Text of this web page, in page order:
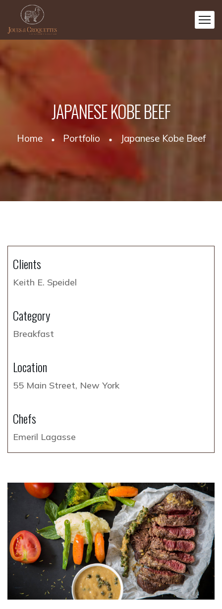
JAPANESE KOBE BEEF
Home Portfolio Japanese Kobe Beef
Clients
Keith E. Speidel
Category
Breakfast
Location
55 Main Street, New York
Chefs
Emeril Lagasse